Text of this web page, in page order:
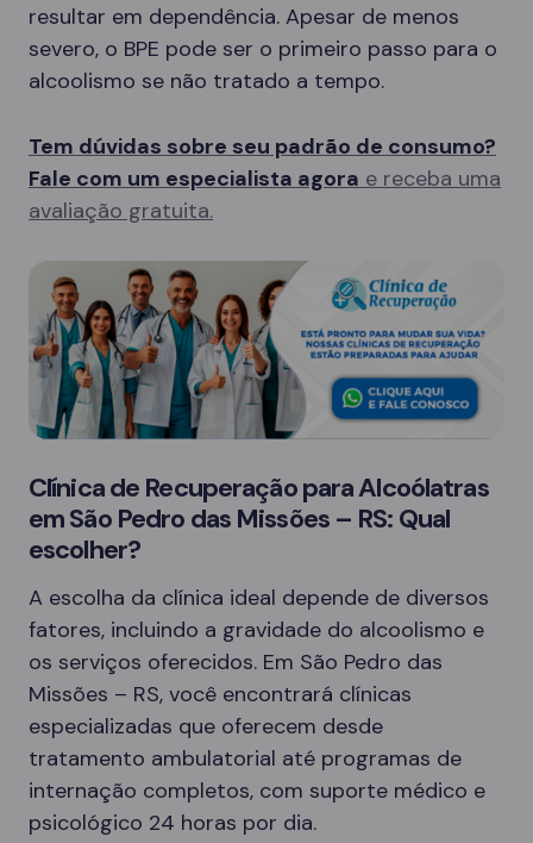
resultar em dependência. Apesar de menos
severo, o BPE pode ser o primeiro passo para o
alcoolismo se não tratado a tempo.
Tem dúvidas sobre seu padrão de consumo?
Fale com um especialista agora e receba uma
avaliação gratuita.
Clínica de Recuperação para Alcoólatras
em São Pedro das Missões – RS: Qual
escolher?
A escolha da clínica ideal depende de diversos
fatores, incluindo a gravidade do alcoolismo e
os serviços oferecidos. Em São Pedro das
Missões – RS, você encontrará clínicas
especializadas que oferecem desde
tratamento ambulatorial até programas de
internação completos, com suporte médico e
psicológico 24 horas por dia.